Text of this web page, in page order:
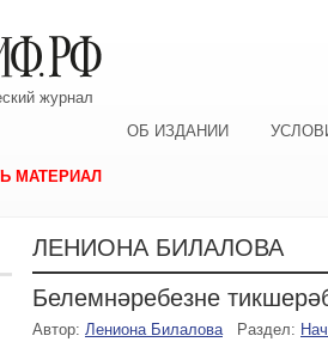
журнал
ОБ ИЗДАНИИ
МАТЕРИАЛ
ЛЕНИОНА БИЛАЛОВА
Белемнәребезне
Автор: Лениона Билалова Раздел: